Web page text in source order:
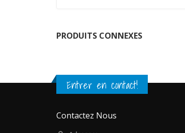
PRODUITS CONNEXES
Entrer en contact!
Contactez Nous